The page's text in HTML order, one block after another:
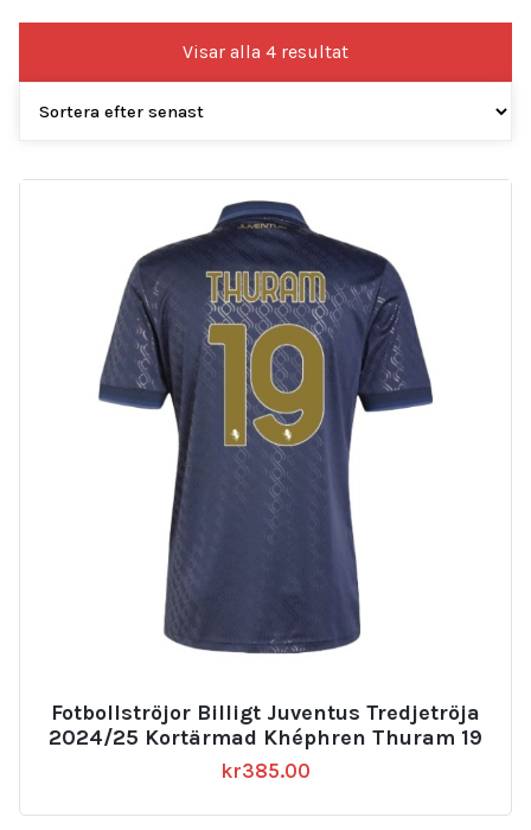
Visar alla 4 resultatSortera
efter
Fotbollströjor Billigt Juventus Tredjetröja
2024/25 Kortärmad Khéphren Thuram 19
kr385.00